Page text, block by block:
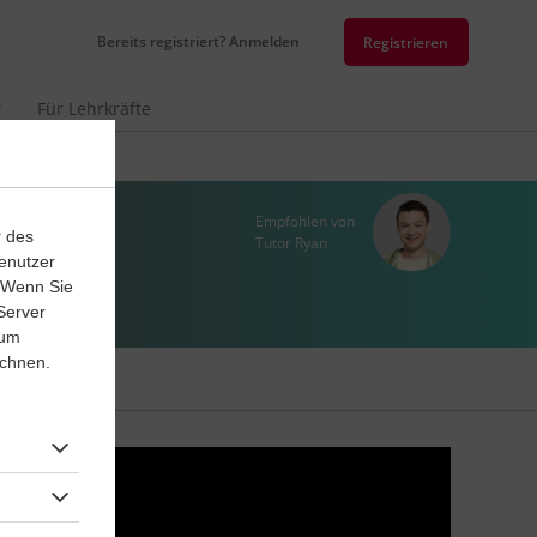
Bereits registriert? Anmelden Registrieren
Für Lehrkräfte
Empfohlen von
Tutor Ryan
des
Sie